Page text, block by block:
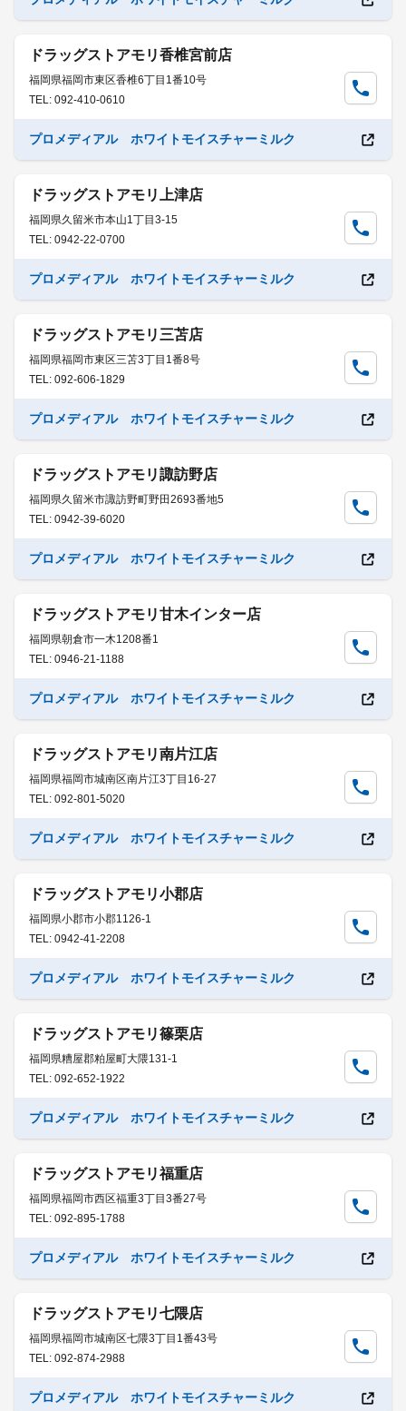
ドラッグストアモリ香椎宮前店
福岡県福岡市東区香椎6丁目1番10号
TEL: 092-410-0610
プロメディアル ホワイトモイスチャーミルク
ドラッグストアモリ上津店
福岡県久留米市本山1丁目3-15
TEL: 0942-22-0700
プロメディアル ホワイトモイスチャーミルク
ドラッグストアモリ三苫店
福岡県福岡市東区三苫3丁目1番8号
TEL: 092-606-1829
プロメディアル ホワイトモイスチャーミルク
ドラッグストアモリ諏訪野店
福岡県久留米市諏訪野町野田2693番地5
TEL: 0942-39-6020
プロメディアル ホワイトモイスチャーミルク
ドラッグストアモリ甘木インター店
福岡県朝倉市一木1208番1
TEL: 0946-21-1188
プロメディアル ホワイトモイスチャーミルク
ドラッグストアモリ南片江店
福岡県福岡市城南区南片江3丁目16-27
TEL: 092-801-5020
プロメディアル ホワイトモイスチャーミルク
ドラッグストアモリ小郡店
福岡県小郡市小郡1126-1
TEL: 0942-41-2208
プロメディアル ホワイトモイスチャーミルク
ドラッグストアモリ篠栗店
福岡県糟屋郡粕屋町大隈131-1
TEL: 092-652-1922
プロメディアル ホワイトモイスチャーミルク
ドラッグストアモリ福重店
福岡県福岡市西区福重3丁目3番27号
TEL: 092-895-1788
プロメディアル ホワイトモイスチャーミルク
ドラッグストアモリ七隈店
福岡県福岡市城南区七隈3丁目1番43号
TEL: 092-874-2988
プロメディアル ホワイトモイスチャーミルク